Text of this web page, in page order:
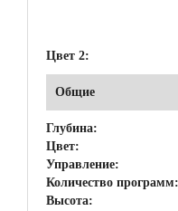
Цвет 2:
Общие
Глубина:
Цвет:
Управление:
Количество программ:
Высота: